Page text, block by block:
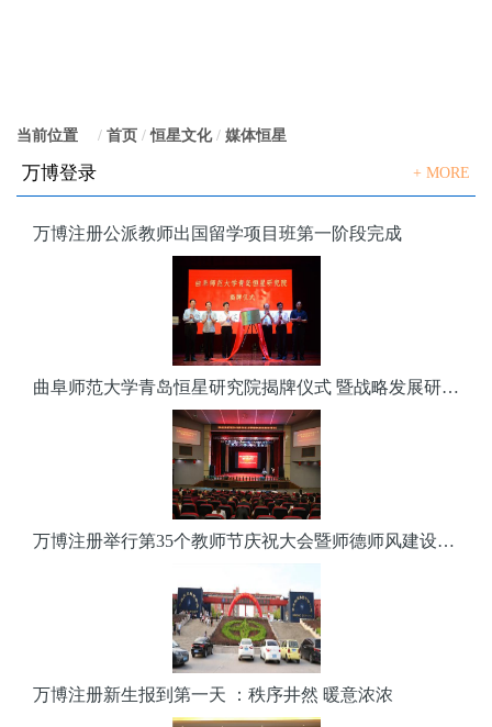
当前位置 首页 恒星文化 媒体恒星
万博登录 + MORE
万博注册公派教师出国留学项目班第一阶段完成
曲阜师范大学青岛恒星研究院揭牌仪式 暨战略发展研讨会隆重举行
万博注册举行第35个教师节庆祝大会暨师德师风建设长效活动开幕仪式
万博注册新生报到第一天 ：秩序井然 暖意浓浓